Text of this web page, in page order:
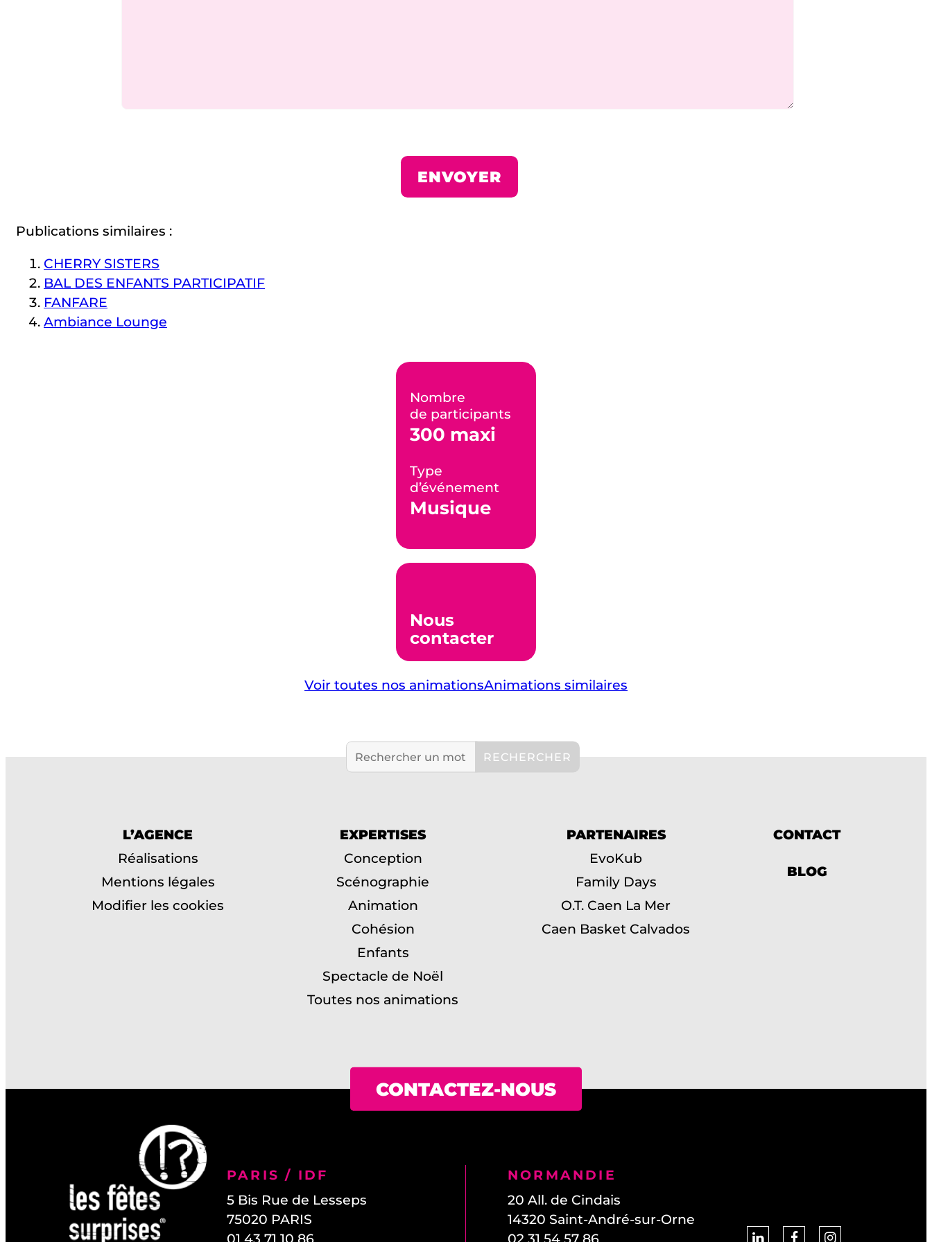
Publications similaires :
CHERRY SISTERS
BAL DES ENFANTS PARTICIPATIF
FANFARE
Ambiance Lounge
Nombre
de participants
300 maxi
Type
d’événement
Musique
Nous
contacter
Voir toutes nos animationsAnimations similaires
L’AGENCE
Réalisations
Mentions légales
Modifier les cookies
EXPERTISES
Conception
Scénographie
Animation
Cohésion
Enfants
Spectacle de Noël
Toutes nos animations
PARTENAIRES
EvoKub
Family Days
O.T. Caen La Mer
Caen Basket Calvados
CONTACT
BLOG
CONTACTEZ-NOUS
PARIS / IDF
5 Bis Rue de Lesseps
75020 PARIS
NORMANDIE
20 All. de Cindais
14320 Saint-André-sur-Orne